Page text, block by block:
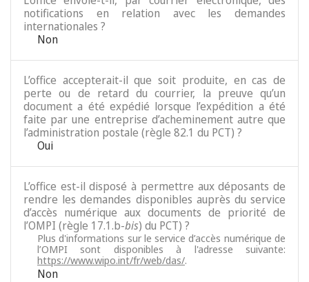
notifications en relation avec les demandes
internationales ?
Non
L’office accepterait-il que soit produite, en cas de
perte ou de retard du courrier, la preuve qu’un
document a été expédié lorsque l’expédition a été
faite par une entreprise d’acheminement autre que
l’administration postale (règle 82.1 du PCT) ?
Oui
L’office est-il disposé à permettre aux déposants de
rendre les demandes disponibles auprès du service
d’accès numérique aux documents de priorité de
l’OMPI (règle 17.1.b-bis) du PCT) ?
Plus d'informations sur le service d’accès numérique de
l’OMPI sont disponibles à l'adresse suivante:
https://www.wipo.int/fr/web/das/.
Non